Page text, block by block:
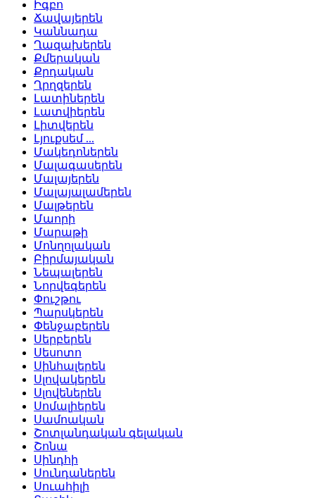
Իգբո
Ճավայերեն
Կաննադա
Ղազախերեն
Քմերական
Քրդական
Ղրղզերեն
Լատիներեն
Լատվիերեն
Լիտվերեն
Լյուքսեմ ...
Մակեդոներեն
Մալագասերեն
Մալայերեն
Մալայալամերեն
Մալթերեն
Մաորի
Մարաթի
Մոնղոլական
Բիրմայական
Նեպալերեն
Նորվեգերեն
Փուշթու
Պարսկերեն
Փենջաբերեն
Սերբերեն
Սեսոտո
Սինհալերեն
Սլովակերեն
Սլովեներեն
Սոմալիերեն
Սամոական
Շոտլանդական գելական
Շոնա
Սինդհի
Սունդաներեն
Սուահիլի